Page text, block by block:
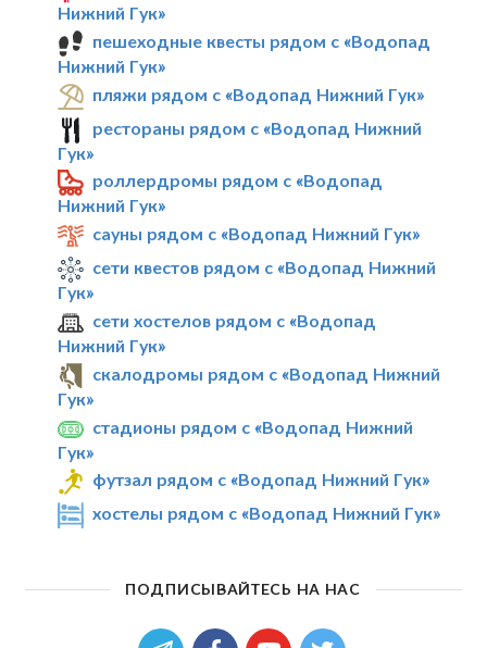
Нижний Гук»
пешеходные квесты рядом с «Водопад
Нижний Гук»
пляжи рядом с «Водопад Нижний Гук»
рестораны рядом с «Водопад Нижний
Гук»
роллердромы рядом с «Водопад
Нижний Гук»
сауны рядом с «Водопад Нижний Гук»
сети квестов рядом с «Водопад Нижний
Гук»
сети хостелов рядом с «Водопад
Нижний Гук»
скалодромы рядом с «Водопад Нижний
Гук»
стадионы рядом с «Водопад Нижний
Гук»
футзал рядом с «Водопад Нижний Гук»
хостелы рядом с «Водопад Нижний Гук»
ПОДПИСЫВАЙТЕСЬ НА НАС